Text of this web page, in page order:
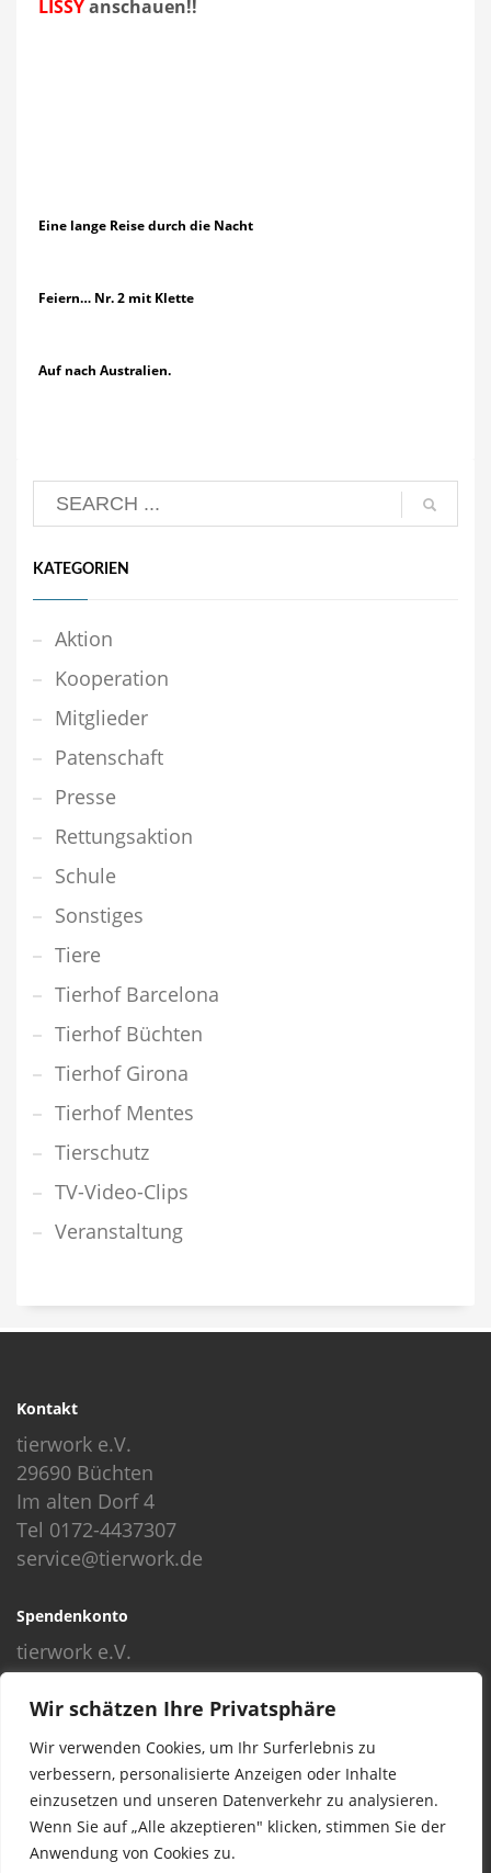
Wir schätzen Ihre Privatsphäre
Wir verwenden Cookies, um Ihr Surferlebnis zu
verbessern, personalisierte Anzeigen oder Inhalte
einzusetzen und unseren Datenverkehr zu analysieren.
Wenn Sie auf „Alle akzeptieren" klicken, stimmen Sie der
Anwendung von Cookies zu.
LISSYanschauen!!
Eine lange Reise durch die Nacht
Feiern… Nr. 2 mit Klette
Auf nach Australien.
KATEGORIEN
Aktion
Kooperation
Mitglieder
Patenschaft
Presse
Rettungsaktion
Schule
Sonstiges
Tiere
Tierhof Barcelona
Tierhof Büchten
Tierhof Girona
Tierhof Mentes
Tierschutz
TV-Video-Clips
Veranstaltung
Kontakt
tierwork e.V.
29690 Büchten
Im alten Dorf 4
Tel 0172-4437307
service@tierwork.de
Spendenkonto
tierwork e.V.
Volksbank
BLZ: 24060300
Konto: 4902218000
IBAN: DE68240603004902218000
BIC: GENODEF1NBU